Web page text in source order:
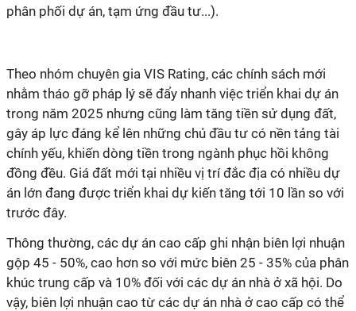
phân phối dự án, tạm ứng đầu tư...).
Theo nhóm chuyên gia VIS Rating, các chính sách mới
nhằm tháo gỡ pháp lý sẽ đẩy nhanh việc triển khai dự án
trong năm 2025 nhưng cũng làm tăng tiền sử dụng đất,
gây áp lực đáng kể lên những chủ đầu tư có nền tảng tài
chính yếu, khiến dòng tiền trong ngành phục hồi không
đồng đều. Giá đất mới tại nhiều vị trí đắc địa có nhiều dự
án lớn đang được triển khai dự kiến tăng tới 10 lần so với
trước đây.
Thông thường, các dự án cao cấp ghi nhận biên lợi nhuận
gộp 45 - 50%, cao hơn so với mức biên 25 - 35% của phân
khúc trung cấp và 10% đối với các dự án nhà ở xã hội. Do
vậy, biên lợi nhuận cao từ các dự án nhà ở cao cấp có thể